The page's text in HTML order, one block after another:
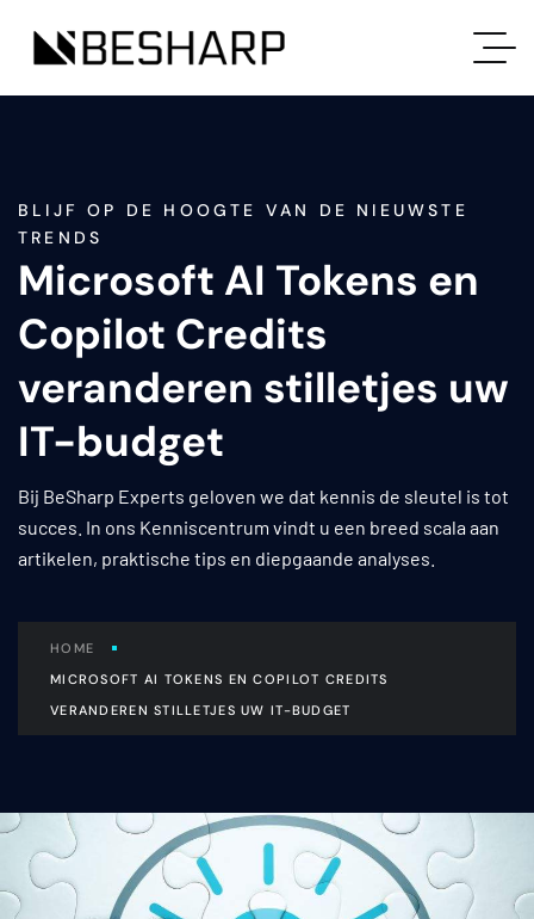
BLIJF OP DE HOOGTE VAN DE NIEUWSTE
TRENDS
Microsoft AI Tokens en
Copilot Credits
veranderen stilletjes uw
IT-budget
Bij BeSharp Experts geloven we dat kennis de sleutel is tot
succes. In ons Kenniscentrum vindt u een breed scala aan
artikelen, praktische tips en diepgaande analyses.
HOME
MICROSOFT AI TOKENS EN COPILOT CREDITS
VERANDEREN STILLETJES UW IT-BUDGET